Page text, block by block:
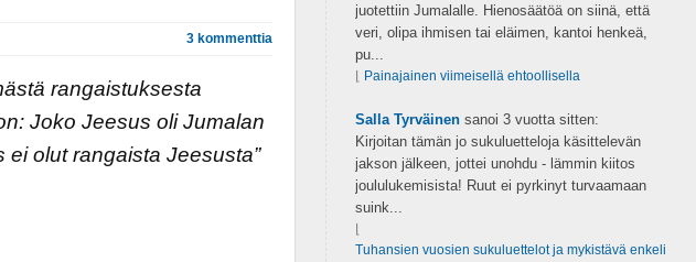
3 kommenttia
rangaistuksesta
Joko Jeesus oli Jumalan
olut rangaista Jeesusta”
juotettiin Jumalalle. Hienosäätöä on siinä, että
veri, olipa ihmisen tai eläimen, kantoi henkeä,
pu...
Painajainen viimeisellä ehtoollisella
Salla Tyrväinensanoi 3 vuotta sitten:
Kirjoitan tämän jo sukuluetteloja käsittelevän
jakson jälkeen, jottei unohdu - lämmin kiitos
joululukemisista! Ruut ei pyrkinyt turvaamaan
suink...
Tuhansien vuosien sukuluettelot ja mykistävä enkeli